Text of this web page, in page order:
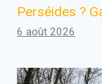
Perséides ?
6 août 2026